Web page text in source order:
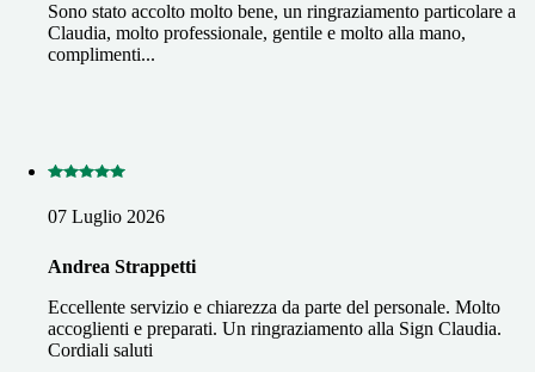
Sono stato accolto molto bene, un ringraziamento particolare a
Claudia, molto professionale, gentile e molto alla mano,
complimenti...
07 Luglio 2026
Andrea Strappetti
Eccellente servizio e chiarezza da parte del personale. Molto
accoglienti e preparati. Un ringraziamento alla Sign Claudia.
Cordiali saluti